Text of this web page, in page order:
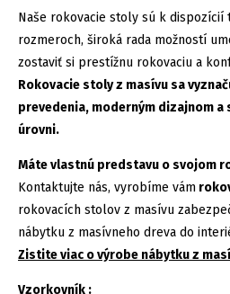
Naše rokovacie stoly sú k dispozícií
rozmeroch, široká rada možností
zostaviť si prestížnu rokovaciu a
Rokovacie stoly z masívu sa
prevedenia, moderným dizajnom
úrovni.
Máte vlastnú predstavu o svojom
Kontaktujte nás, vyrobíme vám
rokovacích stolov z masívu
nábytku z masívneho dreva do
Zistite viac o výrobe nábytku z
Vzorkovník :